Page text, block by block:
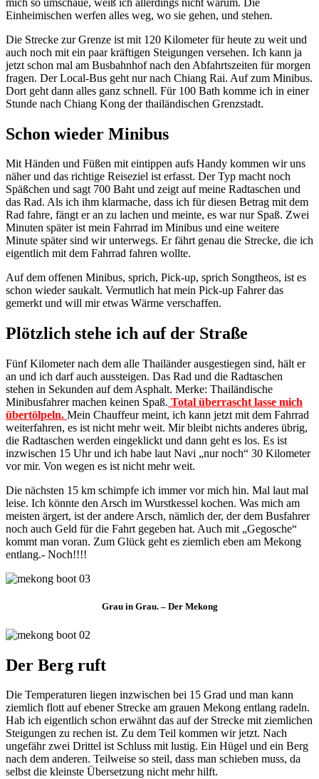
Einheimischen werfen alles weg, wo sie gehen, und stehen.
Die Strecke zur Grenze ist mit 120 Kilometer für heute zu weit und
auch noch mit ein paar kräftigen Steigungen versehen. Ich kann ja
jetzt schon mal am Busbahnhof nach den Abfahrtszeiten für morgen
fragen. Der Local-Bus geht nur nach Chiang Rai. Auf zum Minibus.
Dort geht dann alles ganz schnell. Für 100 Bath komme ich in einer
Stunde nach Chiang Kong der thailändischen Grenzstadt.
Schon wieder Minibus
Mit Händen und Füßen mit eintippen aufs Handy kommen wir uns
näher und das richtige Reiseziel ist erfasst. Der Typ macht noch
Späßchen und sagt 700 Baht und zeigt auf meine Radtaschen und
das Rad. Als ich ihm klarmache, dass ich für diesen Betrag mit dem
Rad fahre, fängt er an zu lachen und meinte, es war nur Spaß. Zwei
Minuten später ist mein Fahrrad im Minibus und eine weitere
Minute später sind wir unterwegs. Er fährt genau die Strecke, die ich
eigentlich mit dem Fahrrad fahren wollte.
Auf dem offenen Minibus, sprich, Pick-up, sprich Songtheos, ist es
schon wieder saukalt. Vermutlich hat mein Pick-up Fahrer das
gemerkt und will mir etwas Wärme verschaffen.
Plötzlich stehe ich auf der Straße
Fünf Kilometer nach dem alle Thailänder ausgestiegen sind, hält er
an und ich darf auch aussteigen. Das Rad und die Radtaschen
stehen in Sekunden auf dem Asphalt. Merke: Thailändische
Minibusfahrer machen keinen Spaß. Total überrascht lasse mich
übertölpeln. Mein Chauffeur meint, ich kann jetzt mit dem Fahrrad
weiterfahren, es ist nicht mehr weit. Mir bleibt nichts anderes übrig,
die Radtaschen werden eingeklickt und dann geht es los. Es ist
inzwischen 15 Uhr und ich habe laut Navi „nur noch“ 30 Kilometer
vor mir. Von wegen es ist nicht mehr weit.
Die nächsten 15 km schimpfe ich immer vor mich hin. Mal laut mal
leise. Ich könnte den Arsch im Wurstkessel kochen. Was mich am
meisten ärgert, ist der andere Arsch, nämlich der, der dem Busfahrer
noch auch Geld für die Fahrt gegeben hat. Auch mit „Gegosche“
kommt man voran. Zum Glück geht es ziemlich eben am Mekong
entlang.- Noch!!!!
Grau in Grau. – Der Mekong
Der Berg ruft
Die Temperaturen liegen inzwischen bei 15 Grad und man kann
ziemlich flott auf ebener Strecke am grauen Mekong entlang radeln.
Hab ich eigentlich schon erwähnt das auf der Strecke mit ziemlichen
Steigungen zu rechen ist. Zu dem Teil kommen wir jetzt. Nach
ungefähr zwei Drittel ist Schluss mit lustig. Ein Hügel und ein Berg
nach dem anderen. Teilweise so steil, dass man schieben muss, da
selbst die kleinste Übersetzung nicht mehr hilft.